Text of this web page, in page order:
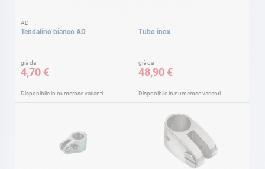
AD
Tendalino bianco AD
già da
4,70 €
Disponibile in numerose varianti
Tubo inox
già da
48,90 €
Disponibile in numerose varianti